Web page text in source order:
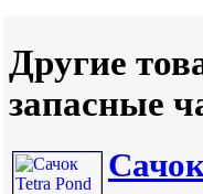
Другие
запасные